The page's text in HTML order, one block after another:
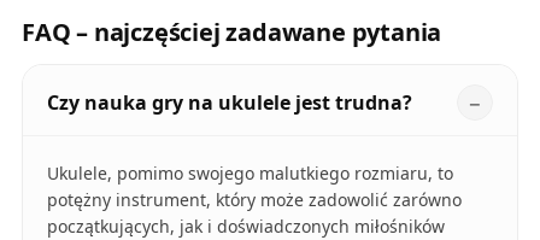
FAQ – najczęściej zadawane pytania
Czy nauka gry na ukulele jest trudna?
Ukulele, pomimo swojego malutkiego rozmiaru, to
potężny instrument, który może zadowolić zarówno
początkujących, jak i doświadczonych miłośników